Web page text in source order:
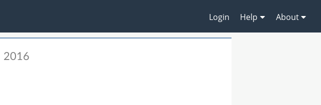
Login Help About
2016